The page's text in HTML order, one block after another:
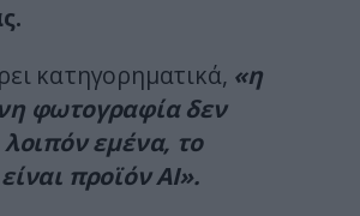
κατηγορηματικά, «η
φωτογραφία δεν
λοιπόν εμένα, το
προϊόν AI».